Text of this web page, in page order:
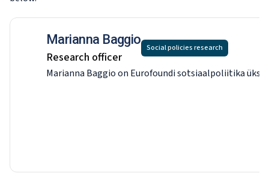
Marianna Baggio
Research officer
Social policies research
Marianna Baggio on Eurofoundi sotsiaalpoliitika